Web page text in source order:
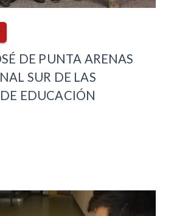
DE PUNTA ARENAS
SUR DE LAS
EDUCACIÓN